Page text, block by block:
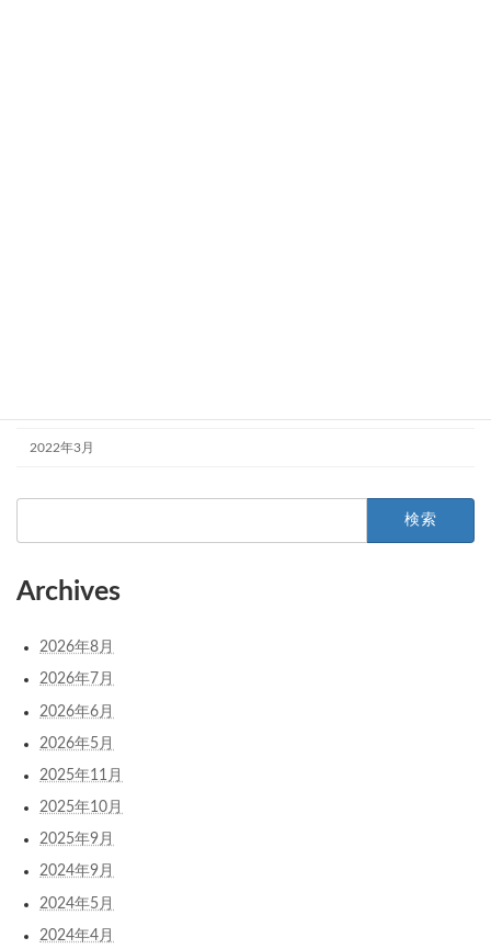
2022年3月
Archives
2026年8月
2026年7月
2026年6月
2026年5月
2025年11月
2025年10月
2025年9月
2024年9月
2024年5月
2024年4月